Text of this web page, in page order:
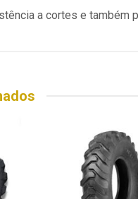
a cortes e também